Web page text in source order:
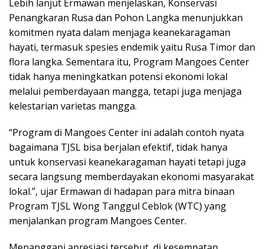
Lebih lanjut Ermawan menjelaskan, Konservasi
Penangkaran Rusa dan Pohon Langka menunjukkan
komitmen nyata dalam menjaga keanekaragaman
hayati, termasuk spesies endemik yaitu Rusa Timor dan
flora langka. Sementara itu, Program Mangoes Center
tidak hanya meningkatkan potensi ekonomi lokal
melalui pemberdayaan mangga, tetapi juga menjaga
kelestarian varietas mangga.
“Program di Mangoes Center ini adalah contoh nyata
bagaimana TJSL bisa berjalan efektif, tidak hanya
untuk konservasi keanekaragaman hayati tetapi juga
secara langsung memberdayakan ekonomi masyarakat
lokal.”, ujar Ermawan di hadapan para mitra binaan
Program TJSL Wong Tanggul Ceblok (WTC) yang
menjalankan program Mangoes Center.